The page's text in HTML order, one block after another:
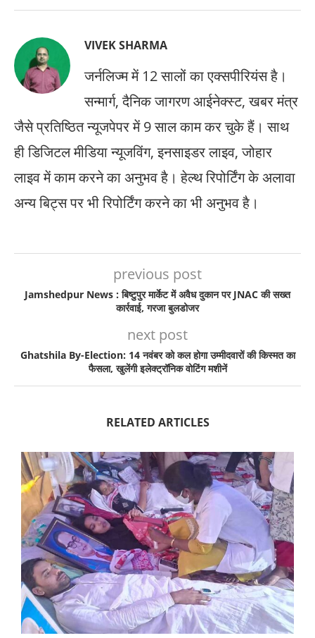
VIVEK SHARMA
जर्नलिज्म में 12 सालों का एक्सपीरियंस है।
सन्मार्ग, दैनिक जागरण आईनेक्स्ट, खबर मंत्र
जैसे प्रतिष्ठित न्यूजपेपर में 9 साल काम कर चुके हैं। साथ
ही डिजिटल मीडिया न्यूजविंग, इनसाइडर लाइव, जोहार
लाइव में काम करने का अनुभव है। हेल्थ रिपोर्टिंग के अलावा
अन्य बिट्स पर भी रिपोर्टिंग करने का भी अनुभव है।
previous post
Jamshedpur News : बिष्टुपुर मार्केट में अवैध दुकान पर JNAC की सख्त
कार्रवाई, गरजा बुलडोजर
next post
Ghatshila By-Election: 14 नवंबर को कल होगा उम्मीदवारों की किस्मत का
फैसला, खुलेंगी इलेक्ट्रॉनिक वोटिंग मशीनें
RELATED ARTICLES